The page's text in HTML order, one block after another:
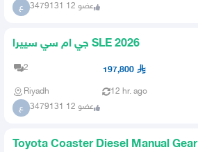
ع عضو 12 3479131
جي ام سي سييرا SLE 2026
2 197,800
Riyadh 12 hr. ago
ع عضو 12 3479131
Toyota Coaster Diesel Manual Gear